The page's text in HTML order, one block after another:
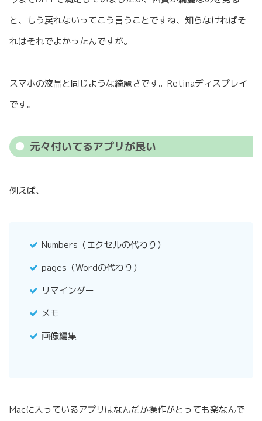
と、もう戻れないってこう言うことですね、知らなければそ
れはそれでよかったんですが。
スマホの液晶と同じような綺麗さです。Retinaディスプレイ
です。
元々付いてるアプリが良い
例えば、
Numbers（エクセルの代わり）
pages（Wordの代わり）
リマインダー
メモ
画像編集
Macに入っているアプリはなんだか操作がとっても楽なんで